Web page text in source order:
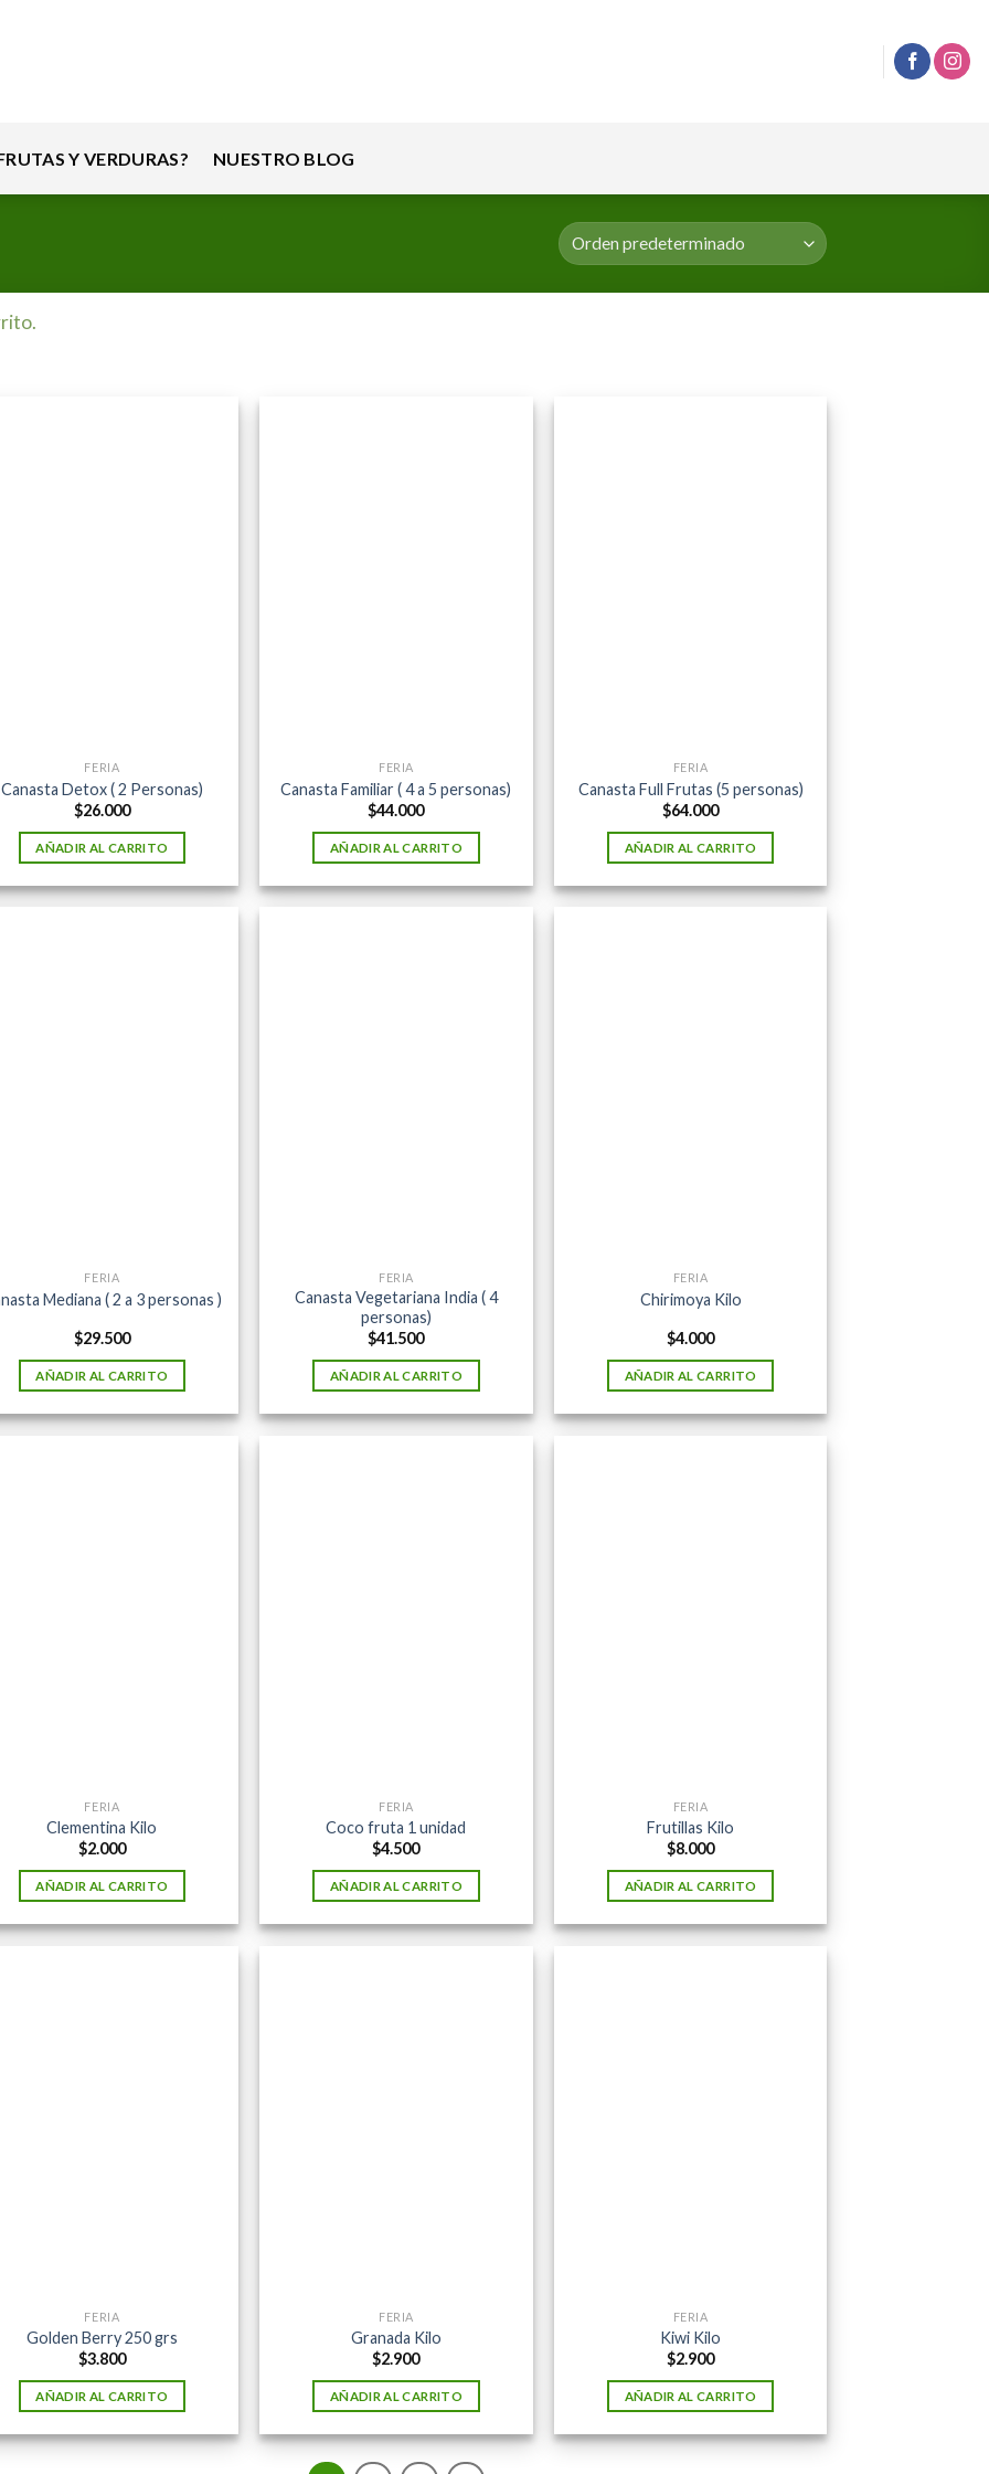
Y VERDURAS? NUESTRO BLOG
FERIA
Canasta Detox ( 2 Personas)
$26.000
AÑADIR AL CARRITO
FERIA
Canasta Familiar ( 4 a 5 personas)
$44.000
AÑADIR AL CARRITO
FERIA
Canasta Full Frutas (5 personas)
$64.000
AÑADIR AL CARRITO
FERIA
Mediana ( 2 a 3 personas )
$29.500
AÑADIR AL CARRITO
FERIA
Canasta Vegetariana India ( 4
personas)
$41.500
AÑADIR AL CARRITO
FERIA
Chirimoya Kilo
$4.000
AÑADIR AL CARRITO
FERIA
Clementina Kilo
$2.000
AÑADIR AL CARRITO
FERIA
Coco fruta 1 unidad
$4.500
AÑADIR AL CARRITO
FERIA
Frutillas Kilo
$8.000
AÑADIR AL CARRITO
FERIA
Golden Berry 250 grs
$3.800
AÑADIR AL CARRITO
FERIA
Granada Kilo
$2.900
AÑADIR AL CARRITO
FERIA
Kiwi Kilo
$2.900
AÑADIR AL CARRITO